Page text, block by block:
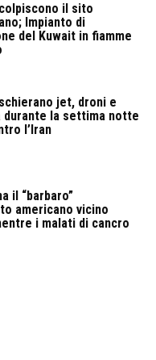
il sito
Impianto di
del Kuwait in fiamme
jet, droni e
durante la settima notte
l’Iran
il “barbaro”
americano vicino
i malati di cancro